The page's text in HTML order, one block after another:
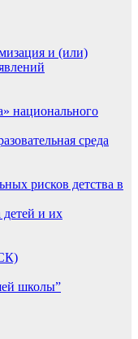
и (или)
национального
среда
рисков детства в
детей и их
школы”